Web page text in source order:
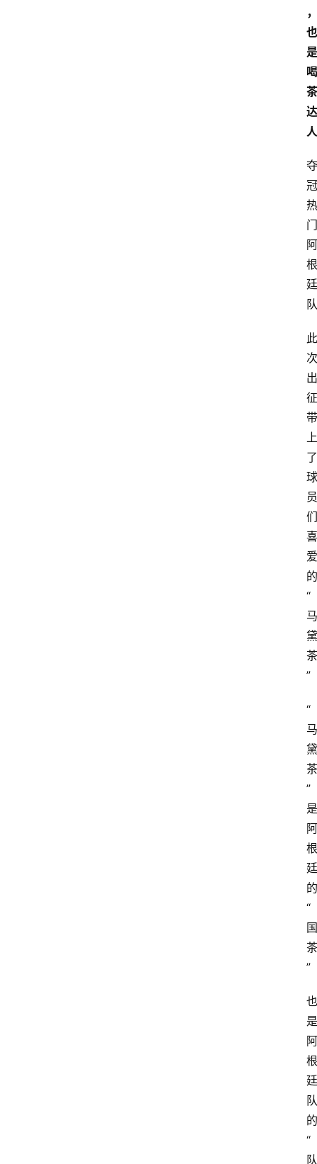
，
也
是
喝
茶
达
人
夺
冠
热
门
阿
根
廷
队
此
次
出
征
带
上
了
球
员
们
喜
爱
的
“
马
黛
茶
”
“
马
黛
茶
”
是
阿
根
廷
的
“
国
茶
”
也
是
阿
根
廷
队
的
“
队